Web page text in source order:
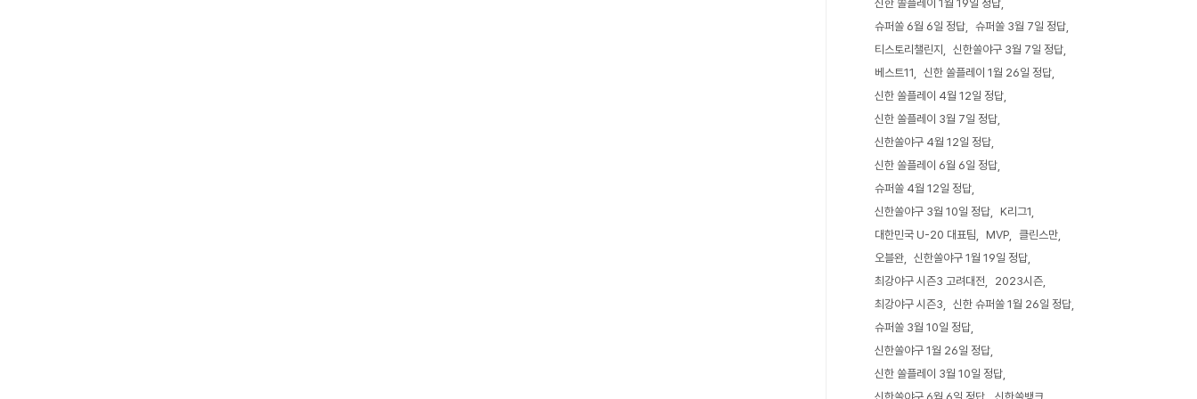
신한 쏠플레이 1월 19일 정답
슈퍼쏠 6월 6일 정답
슈퍼쏠 3월 7일 정답
티스토리챌린지
신한쏠야구 3월 7일 정답
베스트11
신한 쏠플레이 1월 26일 정답
신한 쏠플레이 4월 12일 정답
신한 쏠플레이 3월 7일 정답
신한쏠야구 4월 12일 정답
신한 쏠플레이 6월 6일 정답
슈퍼쏠 4월 12일 정답
신한쏠야구 3월 10일 정답
K리그1
대한민국 U-20 대표팀
MVP
클린스만
오블완
신한쏠야구 1월 19일 정답
최강야구 시즌3 고려대전
2023시즌
최강야구 시즌3
신한 슈퍼쏠 1월 26일 정답
슈퍼쏠 3월 10일 정답
신한쏠야구 1월 26일 정답
신한 쏠플레이 3월 10일 정답